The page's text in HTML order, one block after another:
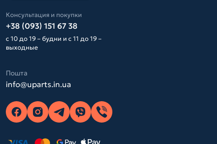
Консультация и покупки
+38 (093) 151 67 38
с 10 до 19 – будни и с 11 до 19 –
выходные
Пошта
info@uparts.in.ua